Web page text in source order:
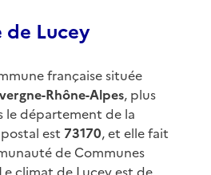
Lucey
française située
Rhône-Alpes, plus
le département de la
est 73170, et elle fait
de Communes